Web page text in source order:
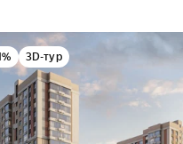
3D-тур